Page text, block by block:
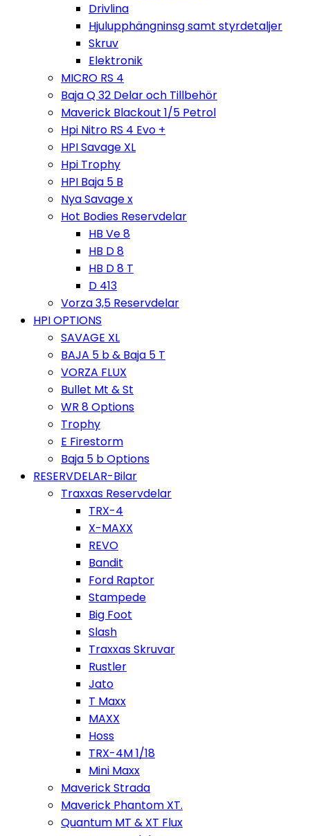
Drivlina
Hjulupphängninsg samt styrdetaljer
Skruv
Elektronik
MICRO RS 4
Baja Q 32 Delar och Tillbehör
Maverick Blackout 1/5 Petrol
Hpi Nitro RS 4 Evo +
HPI Savage XL
Hpi Trophy
HPI Baja 5 B
Nya Savage x
Hot Bodies Reservdelar
HB Ve 8
HB D 8
HB D 8 T
D 413
Vorza 3,5 Reservdelar
HPI OPTIONS
SAVAGE XL
BAJA 5 b & Baja 5 T
VORZA FLUX
Bullet Mt & St
WR 8 Options
Trophy
E Firestorm
Baja 5 b Options
RESERVDELAR-Bilar
Traxxas Reservdelar
TRX-4
X-MAXX
REVO
Bandit
Ford Raptor
Stampede
Big Foot
Slash
Traxxas Skruvar
Rustler
Jato
T Maxx
MAXX
Hoss
TRX-4M 1/18
Mini Maxx
Maverick Strada
Maverick Phantom XT.
Quantum MT & XT Flux